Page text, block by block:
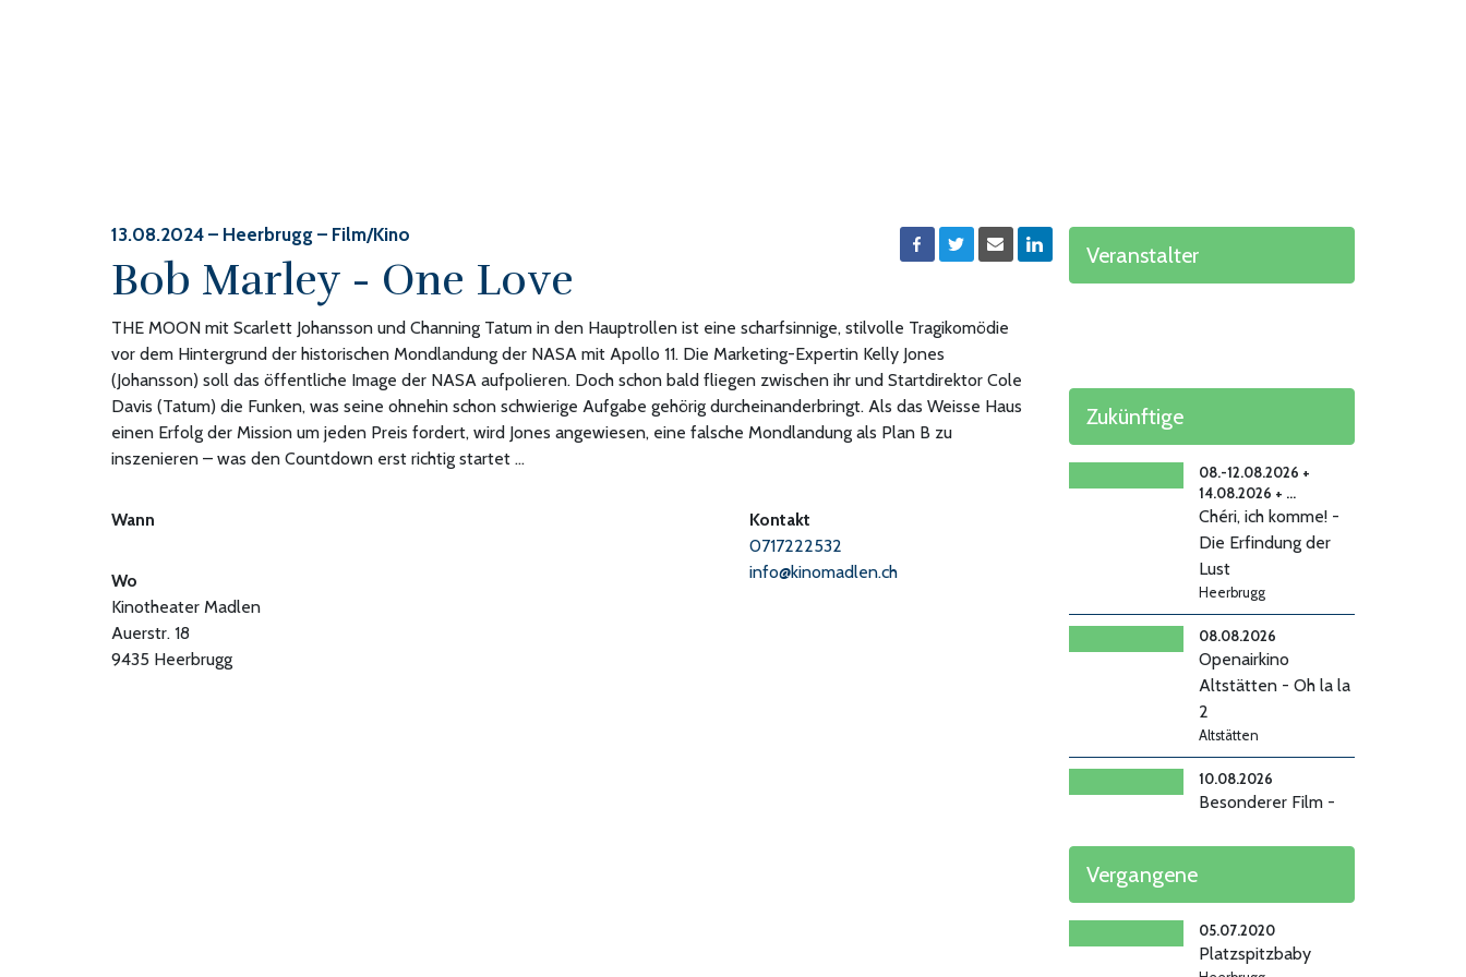
13.08.2024 – Heerbrugg – Film/Kino
Bob Marley - One Love
THE MOON mit Scarlett Johansson und Channing Tatum in den Hauptrollen ist eine scharfsinnige, stilvolle Tragikomödie
vor dem Hintergrund der historischen Mondlandung der NASA mit Apollo 11. Die Marketing-Expertin Kelly Jones
(Johansson) soll das öffentliche Image der NASA aufpolieren. Doch schon bald fliegen zwischen ihr und Startdirektor Cole
Davis (Tatum) die Funken, was seine ohnehin schon schwierige Aufgabe gehörig durcheinanderbringt. Als das Weisse Haus
einen Erfolg der Mission um jeden Preis fordert, wird Jones angewiesen, eine falsche Mondlandung als Plan B zu
inszenieren – was den Countdown erst richtig startet …
Wann
Wo
Kinotheater Madlen
Auerstr. 18
9435 Heerbrugg
Kontakt
0717222532
info@kinomadlen.ch
Veranstalter
Zukünftige
08.-12.08.2026 +
14.08.2026 + ...
Chéri, ich komme! -
Die Erfindung der
Lust
Heerbrugg
08.08.2026
Openairkino
Altstätten - Oh la la
2
Altstätten
10.08.2026
Besonderer Film -
Steckerlfischfiasko
Heerbrugg
Vergangene
05.07.2020
Platzspitzbaby